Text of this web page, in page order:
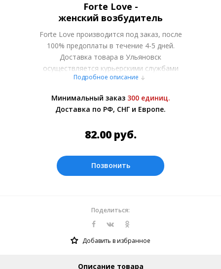
Forte Love -
женский возбудитель
Forte Love производится под заказ, после
100% предоплаты в течение 4-5 дней.
Доставка товара в Ульяновск
осуществляется курьерскими службами
или самовывозом со склада в Москве.
менеджером.
Оплата производится в рублях.
Подробное описание
Минимальный заказ 300 единиц.
Доставка по РФ, СНГ и Европе.
82.00 руб.
Позвонить
Поделиться:
Добавить в избранное
Описание товара